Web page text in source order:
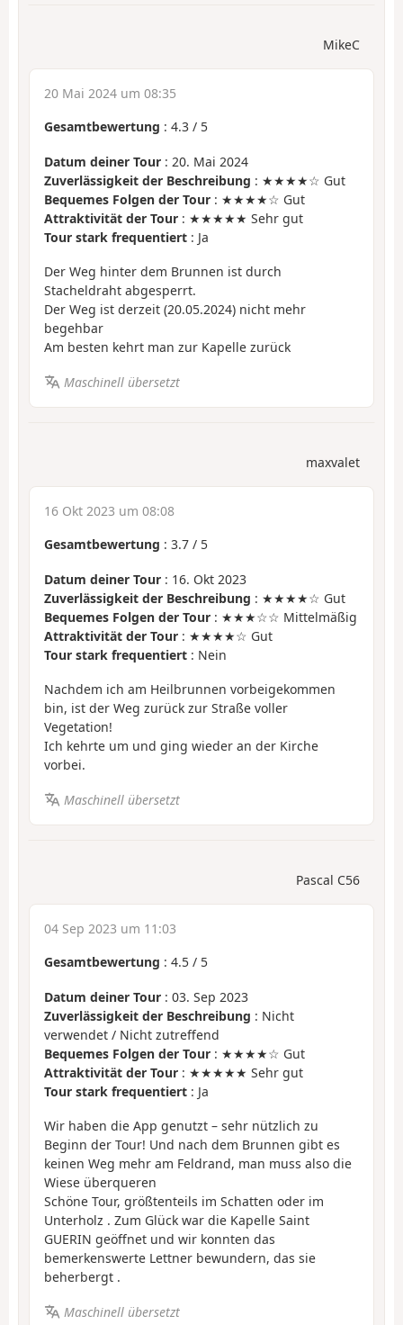
MikeC
20 Mai 2024 um 08:35
Gesamtbewertung : 4.3 / 5
Datum deiner Tour : 20. Mai 2024
Zuverlässigkeit der Beschreibung : ★★★★☆ Gut
Bequemes Folgen der Tour : ★★★★☆ Gut
Attraktivität der Tour : ★★★★★ Sehr gut
Tour stark frequentiert : Ja
Der Weg hinter dem Brunnen ist durch
Stacheldraht abgesperrt.
Der Weg ist derzeit (20.05.2024) nicht mehr
begehbar
Am besten kehrt man zur Kapelle zurück
Maschinell übersetzt
maxvalet
16 Okt 2023 um 08:08
Gesamtbewertung : 3.7 / 5
Datum deiner Tour : 16. Okt 2023
Zuverlässigkeit der Beschreibung : ★★★★☆ Gut
Bequemes Folgen der Tour : ★★★☆☆ Mittelmäßig
Attraktivität der Tour : ★★★★☆ Gut
Tour stark frequentiert : Nein
Nachdem ich am Heilbrunnen vorbeigekommen
bin, ist der Weg zurück zur Straße voller
Vegetation!
Ich kehrte um und ging wieder an der Kirche
vorbei.
Maschinell übersetzt
Pascal C56
04 Sep 2023 um 11:03
Gesamtbewertung : 4.5 / 5
Datum deiner Tour : 03. Sep 2023
Zuverlässigkeit der Beschreibung : Nicht
verwendet / Nicht zutreffend
Bequemes Folgen der Tour : ★★★★☆ Gut
Attraktivität der Tour : ★★★★★ Sehr gut
Tour stark frequentiert : Ja
Wir haben die App genutzt – sehr nützlich zu
Beginn der Tour! Und nach dem Brunnen gibt es
keinen Weg mehr am Feldrand, man muss also die
Wiese überqueren
Schöne Tour, größtenteils im Schatten oder im
Unterholz . Zum Glück war die Kapelle Saint
GUERIN geöffnet und wir konnten das
bemerkenswerte Lettner bewundern, das sie
beherbergt .
Maschinell übersetzt